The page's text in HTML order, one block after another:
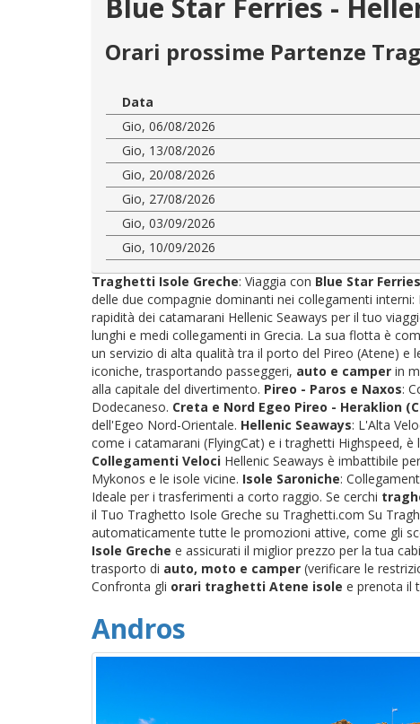
Blue Star Ferries -
Orari prossime Partenze
Data
Gio, 06/08/2026
Gio, 13/08/2026
Gio, 20/08/2026
Gio, 27/08/2026
Gio, 03/09/2026
Gio, 10/09/2026
Traghetti Isole Greche: Viaggia con Blue Star Ferries
delle due compagnie dominanti nei collegamenti
rapidità dei catamarani Hellenic Seaways per il tuo
lunghi e medi collegamenti in Grecia. La sua flotta è
un servizio di alta qualità tra il porto del Pireo (Atene) e
iconiche, trasportando passeggeri, auto e camper in
alla capitale del divertimento. Pireo - Paros e Naxos:
Dodecaneso. Creta e Nord Egeo Pireo - Heraklion
dell'Egeo Nord-Orientale. Hellenic Seaways: L'Alta
come i catamarani (FlyingCat) e i traghetti Highspeed,
Collegamenti Veloci Hellenic Seaways è imbattibile
Mykonos e le isole vicine. Isole Saroniche:
Ideale per i trasferimenti a corto raggio. Se cerchi
il Tuo Traghetto Isole Greche su Traghetti.com Su
automaticamente tutte le promozioni attive, come gli
Isole Greche e assicurati il miglior prezzo per la tua
trasporto di auto, moto e camper (verificare le
Confronta gli orari traghetti Atene isole e prenota il
Andros